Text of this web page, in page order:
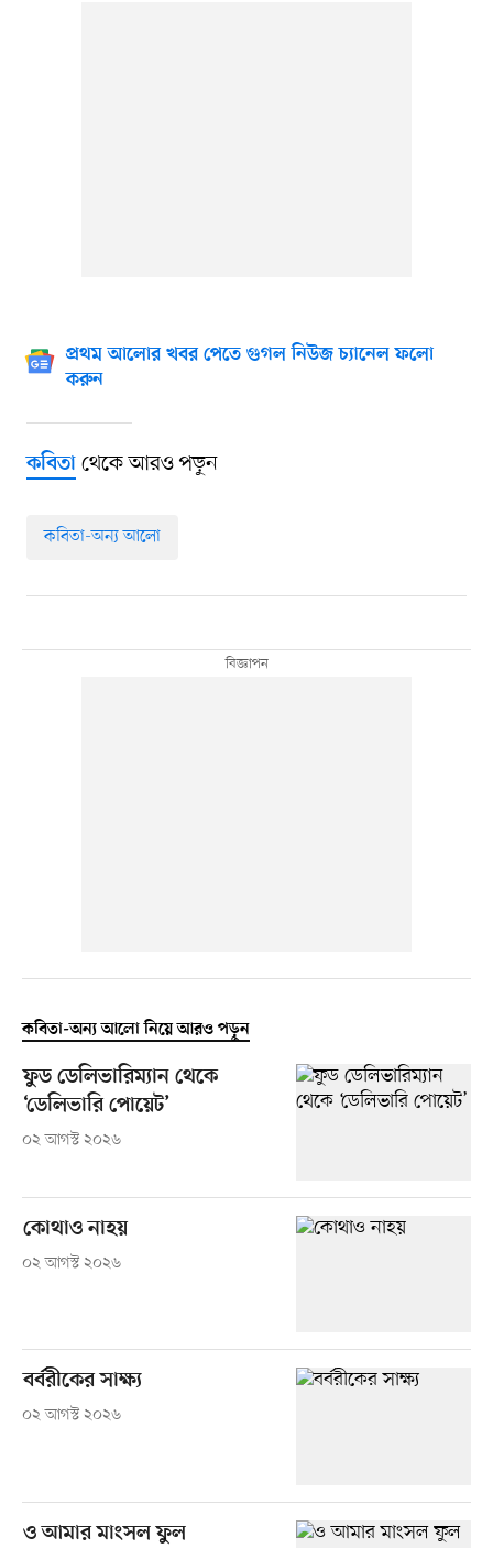
প্রথম আলোর খবর পেতে গুগল নিউজ চ্যানেল ফলো
করুন
কবিতাথেকে আরও পড়ুন
কবিতা-অন্য আলো
কবিতা-অন্য আলো নিয়ে আরও পড়ুন
ফুড ডেলিভারিম্যান থেকে
‘ডেলিভারি পোয়েট’
০২ আগস্ট ২০২৬
কোথাও নাহয়
০২ আগস্ট ২০২৬
বর্বরীকের সাক্ষ্য
০২ আগস্ট ২০২৬
ও আমার মাংসল ফুল